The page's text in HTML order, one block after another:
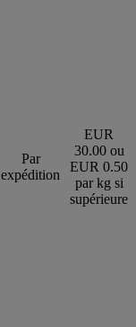
Par
expédition
EUR
30.00 ou
EUR 0.50
par kg si
supérieure